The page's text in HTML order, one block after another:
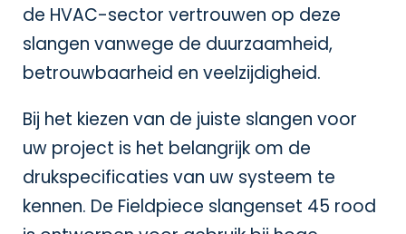
de HVAC-sector vertrouwen op deze
slangen vanwege de duurzaamheid,
betrouwbaarheid en veelzijdigheid.
Bij het kiezen van de juiste slangen voor
uw project is het belangrijk om de
drukspecificaties van uw systeem te
kennen. De Fieldpiece slangenset 45 rood